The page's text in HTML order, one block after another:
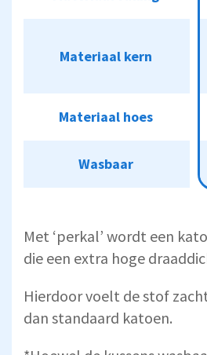
Materiaal kern
Materiaal hoes
Wasbaar
Materiaal kern
Materiaal hoes
Wasbaar
Met ‘perkal’ wordt een
die een extra hoge
Hierdoor voelt de stof
dan standaard katoen.